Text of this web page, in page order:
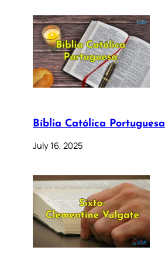
Bíblia Católica Portuguesa
July 16, 2025